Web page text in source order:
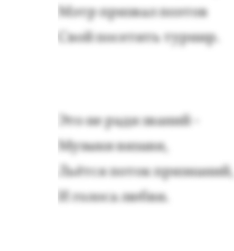
Мэтр приз­вал по­этов
Свой по­сетить тур­нир.
Это не ра­ди зва­ний -
Му­зыки ви­зави,
Ль­ёт­ся по­ток приз­на­ний,
И го­лоса люб­ви.